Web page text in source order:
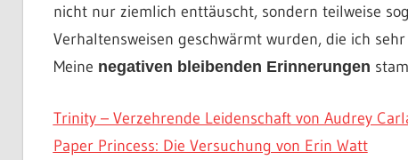
nicht nur ziemlich enttäuscht, sondern teilweise
Verhaltensweisen geschwärmt wurden, die ich
Meine negativen bleibenden Erinnerungen
Trinity – Verzehrende Leidenschaft von Audrey
Paper Princess: Die Versuchung von Erin Watt